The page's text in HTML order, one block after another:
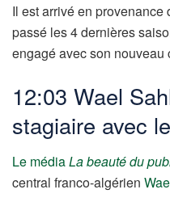
Il est arrivé en
passé les 4 dernières
engagé avec son
12:03 Wael
stagiaire avec
Le médiaLa beauté du
central franco-algérien